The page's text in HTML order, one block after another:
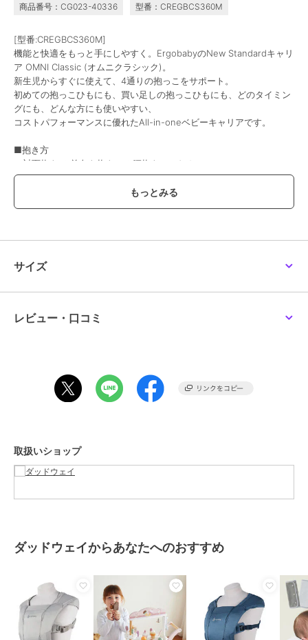
商品番号：CG023-40336 型番：CREGBCS360M
[型番:CREGBCS360M]
機能と快適をもっと手にしやすく。ErgobabyのNew Standardキャリ
ア OMNI Classic (オムニクラシック)。
新生児からすぐに使えて、4通りの抱っこをサポート。
初めての抱っこひもにも、買い足しの抱っこひもにも、どのタイミン
グにも、どんな方にも使いやすい、
コストパフォーマンスに優れたAll-in-oneベビーキャリアです。
■抱き方
１対面抱き ２前向き抱き ３腰抱き ４おんぶ
対面抱き：0カ月から48カ月（体重20.4kg)まで
前向き抱き：5カ月から24カ月(体重13.6g）まで
ウエストサイズ 約60cmから132cm
ユーザー登録で2年間に延長。
ブランド ダッドウェイ
商品カテゴリ ベビー用品・おもちゃ
抱っこ
ひも・スリング
性別タイプ
ボーイズ
ベビー用品・おもちゃ
抱っこ
サイズ
レビュー・口コミ
取扱いショップ
ダッドウェイからあなたへのおすすめ